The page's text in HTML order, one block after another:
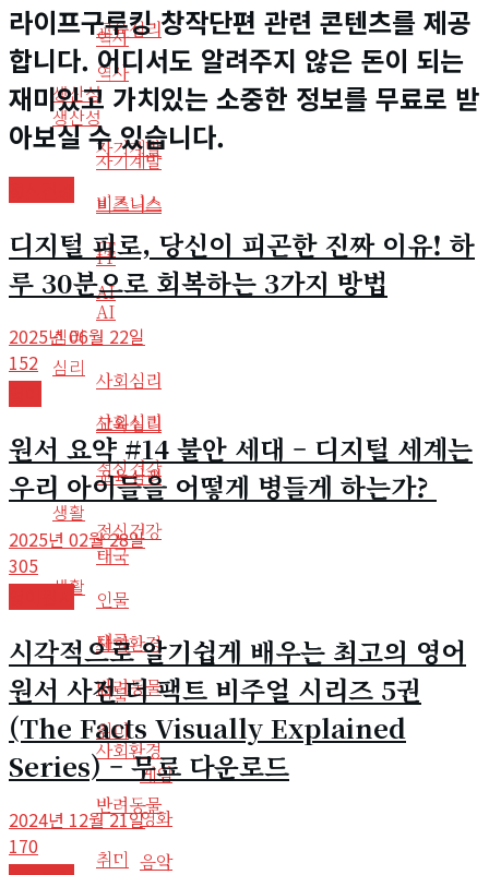
역사
생산성
자기계발
비즈니스
IT
AI
심리
사회심리
교육심리
정신건강
생활
태국
인물
사회환경
반려동물
취미
교육심리
역사
생산성
자기계발
비즈니스
IT
AI
심리
사회심리
교육심리
정신건강
생활
태국
인물
사회환경
반려동물
취미
게임
영화
음악
라이프구루킹 창작단편 관련 콘텐츠를 제공
합니다. 어디서도 알려주지 않은 돈이 되는
재미있고 가치있는 소중한 정보를 무료로 받
아보실 수 있습니다.
디지털 피로, 당신이 피곤한 진짜 이유! 하
루 30분으로 회복하는 3가지 방법
2025년 06월 22일
152
원서 요약 #14 불안 세대 – 디지털 세계는
우리 아이들을 어떻게 병들게 하는가?
2025년 02월 28일
305
시각적으로 알기쉽게 배우는 최고의 영어
원서 사전 더 팩트 비주얼 시리즈 5권
(The Facts Visually Explained
Series) – 무료 다운로드
2024년 12월 21일
170